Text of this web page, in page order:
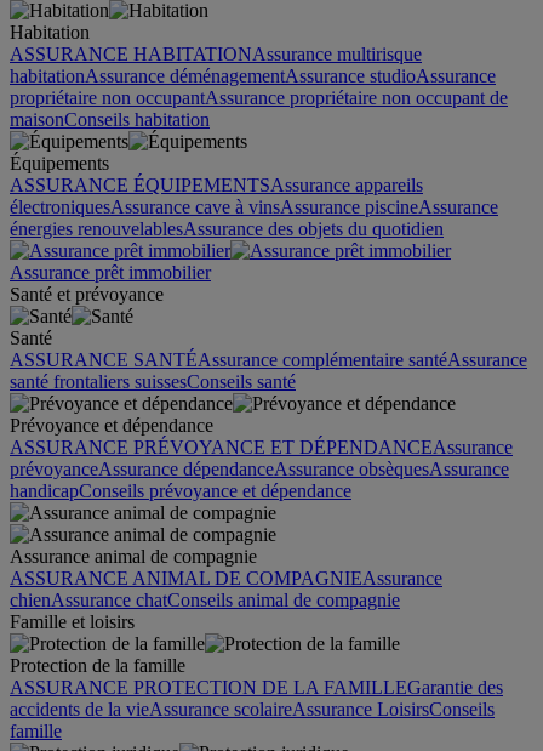
Habitation
ASSURANCE HABITATIONAssurance multirisque
habitationAssurance déménagementAssurance studioAssurance
propriétaire non occupantAssurance propriétaire non occupant de
maisonConseils habitation
Équipements
ASSURANCE ÉQUIPEMENTSAssurance appareils
électroniquesAssurance cave à vinsAssurance piscineAssurance
énergies renouvelablesAssurance des objets du quotidien
Assurance prêt immobilier
Santé et prévoyance
Santé
ASSURANCE SANTÉAssurance complémentaire santéAssurance
santé frontaliers suissesConseils santé
Prévoyance et dépendance
ASSURANCE PRÉVOYANCE ET DÉPENDANCEAssurance
prévoyanceAssurance dépendanceAssurance obsèquesAssurance
handicapConseils prévoyance et dépendance
Assurance animal de compagnie
ASSURANCE ANIMAL DE COMPAGNIEAssurance
chienAssurance chatConseils animal de compagnie
Famille et loisirs
Protection de la famille
ASSURANCE PROTECTION DE LA FAMILLEGarantie des
accidents de la vieAssurance scolaireAssurance LoisirsConseils
famille